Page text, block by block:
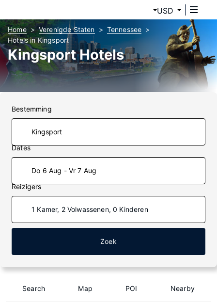
USD
Home Verenigde Staten
Tennessee
Hotels in Kingsport
Kingsport Hotels
Bestemming
Dates
Do 6 Aug - Vr 7 Aug
Reizigers
1 Kamer, 2 Volwassenen, 0 Kinderen
Zoek
Search Map POI Nearby